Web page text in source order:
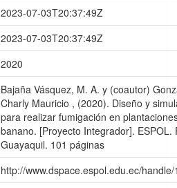
2023-07-03T20:37:49Z
2023-07-03T20:37:49Z
2020
Bajaña Vásquez, M. A. y (coautor)
Charly Mauricio , (2020). Diseño y
para realizar fumigación en
banano. [Proyecto Integrador]. ESPOL.
Guayaquil. 101 páginas
http://www.dspace.espol.edu.ec/